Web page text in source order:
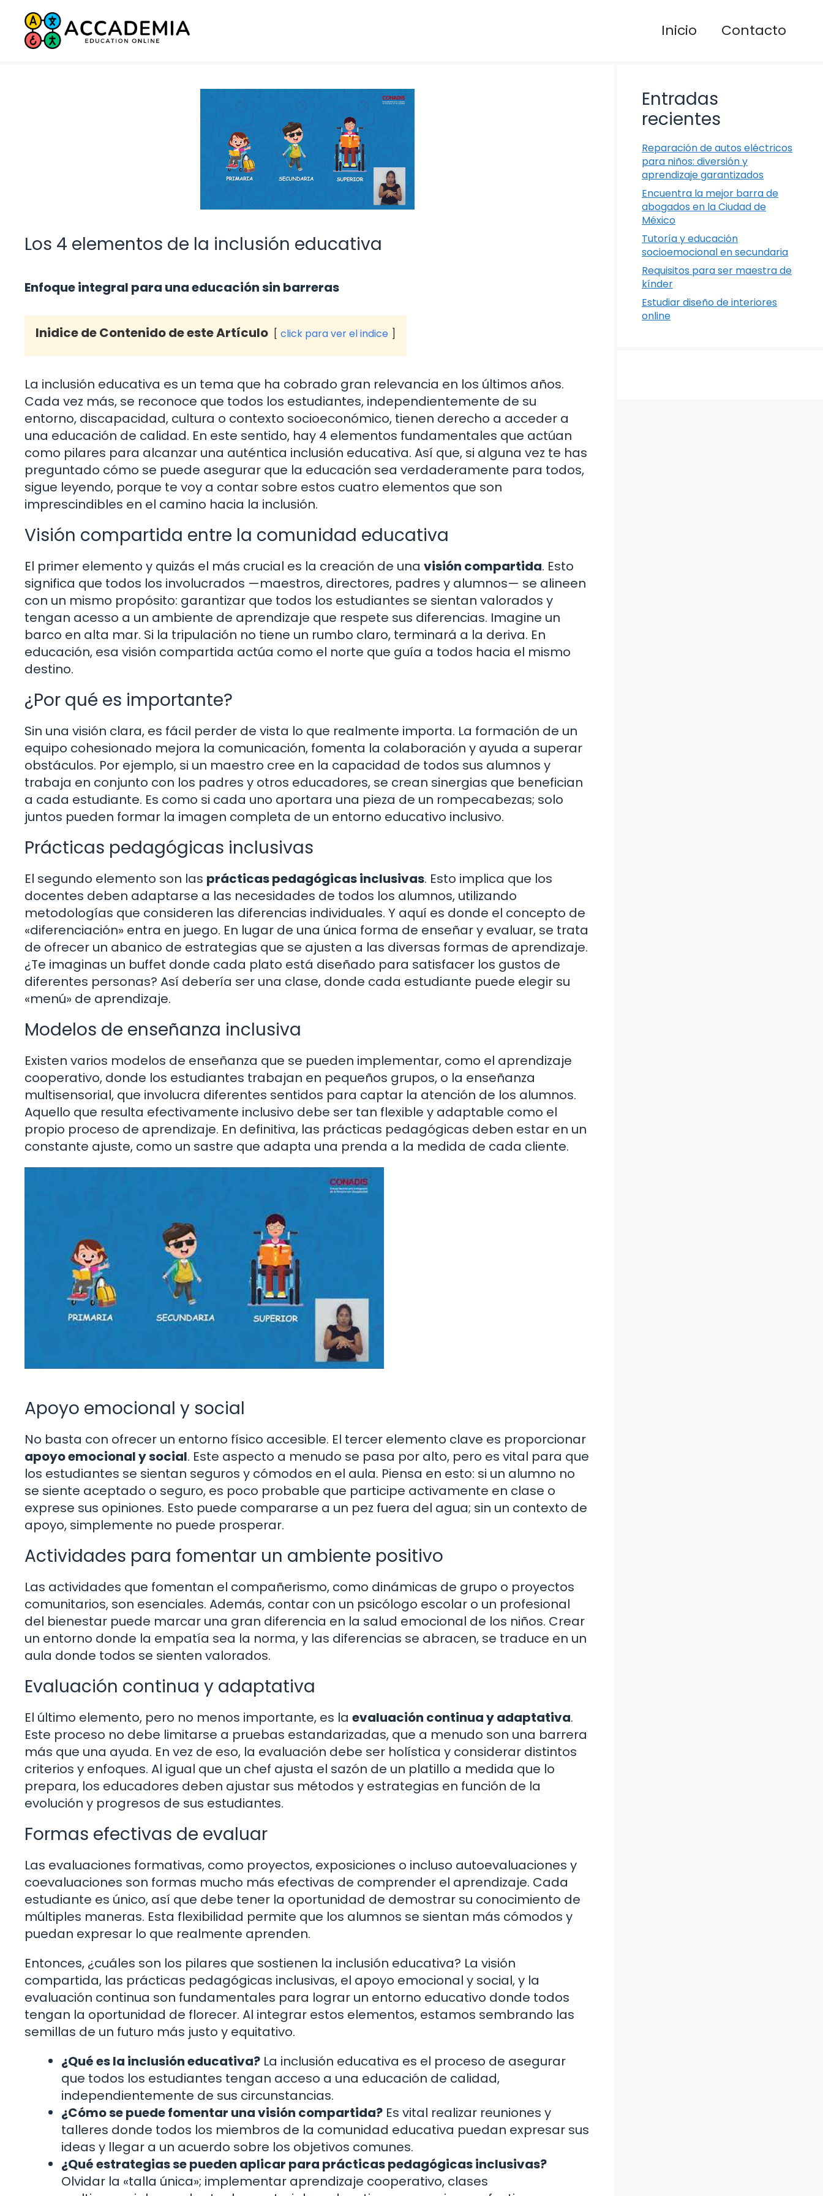
Saltar
contenido
Inicio Contacto
Los 4 elementos de la inclusión educativa
Enfoque integral para una educación sin barreras
Inidice de Contenido de este Artículo click para ver el indice
La inclusión educativa es un tema que ha cobrado gran relevancia en los últimos años.
Cada vez más, se reconoce que todos los estudiantes, independientemente de su
entorno, discapacidad, cultura o contexto socioeconómico, tienen derecho a acceder a
una educación de calidad. En este sentido, hay 4 elementos fundamentales que actúan
como pilares para alcanzar una auténtica inclusión educativa. Así que, si alguna vez te has
preguntado cómo se puede asegurar que la educación sea verdaderamente para todos,
sigue leyendo, porque te voy a contar sobre estos cuatro elementos que son
imprescindibles en el camino hacia la inclusión.
Visión compartida entre la comunidad educativa
El primer elemento y quizás el más crucial es la creación de una visión compartida. Esto
significa que todos los involucrados —maestros, directores, padres y alumnos— se alineen
con un mismo propósito: garantizar que todos los estudiantes se sientan valorados y
tengan acesso a un ambiente de aprendizaje que respete sus diferencias. Imagine un
barco en alta mar. Si la tripulación no tiene un rumbo claro, terminará a la deriva. En
educación, esa visión compartida actúa como el norte que guía a todos hacia el mismo
destino.
¿Por qué es importante?
Sin una visión clara, es fácil perder de vista lo que realmente importa. La formación de un
equipo cohesionado mejora la comunicación, fomenta la colaboración y ayuda a superar
obstáculos. Por ejemplo, si un maestro cree en la capacidad de todos sus alumnos y
trabaja en conjunto con los padres y otros educadores, se crean sinergias que benefician
a cada estudiante. Es como si cada uno aportara una pieza de un rompecabezas; solo
juntos pueden formar la imagen completa de un entorno educativo inclusivo.
Prácticas pedagógicas inclusivas
El segundo elemento son las prácticas pedagógicas inclusivas. Esto implica que los
docentes deben adaptarse a las necesidades de todos los alumnos, utilizando
metodologías que consideren las diferencias individuales. Y aquí es donde el concepto de
«diferenciación» entra en juego. En lugar de una única forma de enseñar y evaluar, se trata
de ofrecer un abanico de estrategias que se ajusten a las diversas formas de aprendizaje.
¿Te imaginas un buffet donde cada plato está diseñado para satisfacer los gustos de
diferentes personas? Así debería ser una clase, donde cada estudiante puede elegir su
«menú» de aprendizaje.
Modelos de enseñanza inclusiva
Existen varios modelos de enseñanza que se pueden implementar, como el aprendizaje
cooperativo, donde los estudiantes trabajan en pequeños grupos, o la enseñanza
multisensorial, que involucra diferentes sentidos para captar la atención de los alumnos.
Aquello que resulta efectivamente inclusivo debe ser tan flexible y adaptable como el
propio proceso de aprendizaje. En definitiva, las prácticas pedagógicas deben estar en un
constante ajuste, como un sastre que adapta una prenda a la medida de cada cliente.
Apoyo emocional y social
No basta con ofrecer un entorno físico accesible. El tercer elemento clave es proporcionar
apoyo emocional y social. Este aspecto a menudo se pasa por alto, pero es vital para que
los estudiantes se sientan seguros y cómodos en el aula. Piensa en esto: si un alumno no
se siente aceptado o seguro, es poco probable que participe activamente en clase o
exprese sus opiniones. Esto puede compararse a un pez fuera del agua; sin un contexto de
apoyo, simplemente no puede prosperar.
Actividades para fomentar un ambiente positivo
Las actividades que fomentan el compañerismo, como dinámicas de grupo o proyectos
comunitarios, son esenciales. Además, contar con un psicólogo escolar o un profesional
del bienestar puede marcar una gran diferencia en la salud emocional de los niños. Crear
un entorno donde la empatía sea la norma, y las diferencias se abracen, se traduce en un
aula donde todos se sienten valorados.
Evaluación continua y adaptativa
El último elemento, pero no menos importante, es la evaluación continua y adaptativa.
Este proceso no debe limitarse a pruebas estandarizadas, que a menudo son una barrera
más que una ayuda. En vez de eso, la evaluación debe ser holística y considerar distintos
criterios y enfoques. Al igual que un chef ajusta el sazón de un platillo a medida que lo
prepara, los educadores deben ajustar sus métodos y estrategias en función de la
evolución y progresos de sus estudiantes.
Formas efectivas de evaluar
Las evaluaciones formativas, como proyectos, exposiciones o incluso autoevaluaciones y
coevaluaciones son formas mucho más efectivas de comprender el aprendizaje. Cada
estudiante es único, así que debe tener la oportunidad de demostrar su conocimiento de
múltiples maneras. Esta flexibilidad permite que los alumnos se sientan más cómodos y
puedan expresar lo que realmente aprenden.
Entonces, ¿cuáles son los pilares que sostienen la inclusión educativa? La visión
compartida, las prácticas pedagógicas inclusivas, el apoyo emocional y social, y la
evaluación continua son fundamentales para lograr un entorno educativo donde todos
tengan la oportunidad de florecer. Al integrar estos elementos, estamos sembrando las
semillas de un futuro más justo y equitativo.
¿Qué es la inclusión educativa? La inclusión educativa es el proceso de asegurar
que todos los estudiantes tengan acceso a una educación de calidad,
independientemente de sus circunstancias.
¿Cómo se puede fomentar una visión compartida? Es vital realizar reuniones y
talleres donde todos los miembros de la comunidad educativa puedan expresar sus
ideas y llegar a un acuerdo sobre los objetivos comunes.
¿Qué estrategias se pueden aplicar para prácticas pedagógicas inclusivas?
Olvidar la «talla única»; implementar aprendizaje cooperativo, clases
Entradas
recientes
Reparación de autos eléctricos
para niños: diversión y
aprendizaje garantizados
Encuentra la mejor barra de
abogados en la Ciudad de
México
Tutoría y educación
socioemocional en secundaria
Requisitos para ser maestra de
kínder
Estudiar diseño de interiores
online